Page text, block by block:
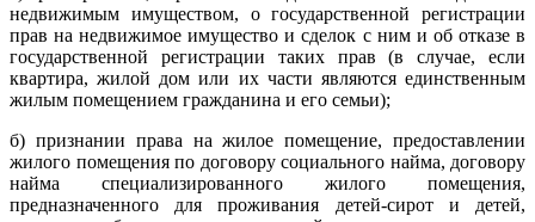
недвижимым имуществом, о государственной регистрации
прав на недвижимое имущество и сделок с ним и об отказе в
государственной регистрации таких прав (в случае, если
квартира, жилой дом или их части являются единственным
жилым помещением гражданина и его семьи);
б) признании права на жилое помещение, предоставлении
жилого помещения по договору социального найма, договору
найма специализированного жилого помещения,
предназначенного для проживания детей-сирот и детей,